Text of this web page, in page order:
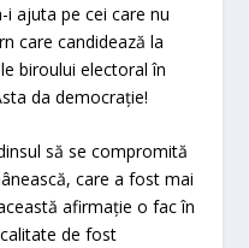
i ajuta pe cei care nu
care candidează la
biroului electoral în
da democrație!
să se compromită
care a fost mai
afirmație o fac în
de fost